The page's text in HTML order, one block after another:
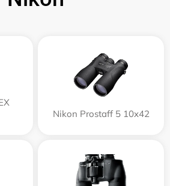
Nikon Prostaff 5 10x42